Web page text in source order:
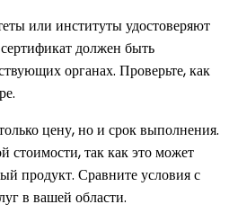
или институты удостоверяют
должен быть
органах. Проверьте, как
цену, но и срок выполнения.
стоимости, так как это может
продукт. Сравните условия с
в вашей области.